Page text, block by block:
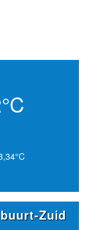
Zuid